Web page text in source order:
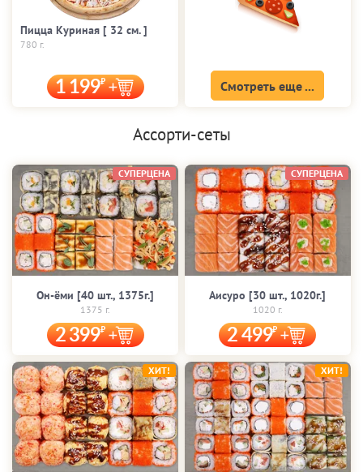
Пицца Куриная [ 32 cм. ]
780 г.
1 199 Смотреть еще ...
Ассорти-сеты
Он-ёми [40 шт., 1375г.]
1375 г.
2 399
СУПЕРЦЕНА
Аисуро [30 шт., 1020г.]
1020 г.
2 499
СУПЕРЦЕНА
ХИТ! ХИТ!